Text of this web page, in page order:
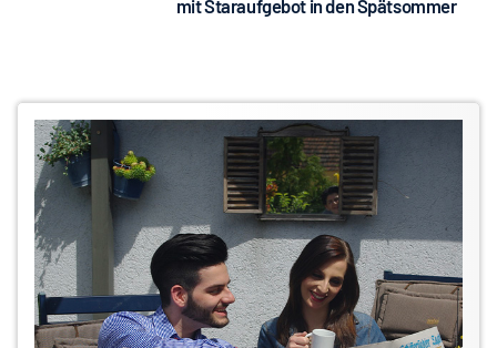
mit Staraufgebot in den Spätsommer